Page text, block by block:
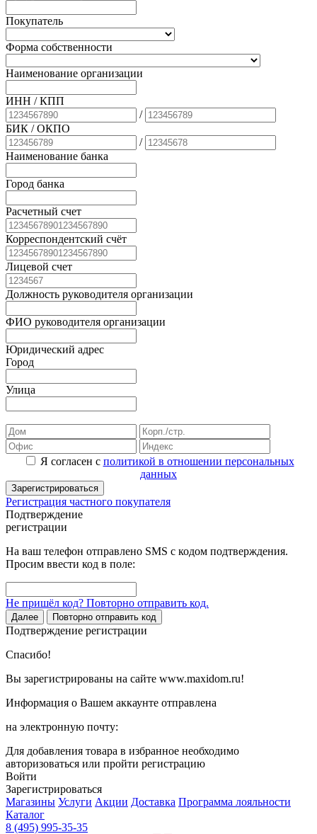
Покупатель
Форма собственности
Наименование организации
ИНН / КПП
/
БИК / ОКПО
/
Наименование банка
Город банка
Расчетный счет
Корреспондентский счёт
Лицевой счет
Должность руководителя организации
ФИО руководителя организации
Юридический адрес
Город
Улица
Я согласен с политикой в отношении персональных
данных
Зарегистрироваться
Регистрация частного покупателя
Подтверждение
регистрации
На ваш телефон отправлено SMS с кодом подтверждения.
Просим ввести код в поле:
Не пришёл код? Повторно отправить код.
Далее Повторно отправить код
Подтверждение регистрации
Спасибо!
Вы зарегистрированы на сайте www.maxidom.ru!
Информация о Вашем аккаунте отправлена
на электронную почту:
Для добавления товара в избранное необходимо
авторизоваться или пройти регистрацию
Войти
Зарегистрироваться
Магазины Услуги Акции Доставка Программа лояльности
Каталог
8 (495) 995-35-35